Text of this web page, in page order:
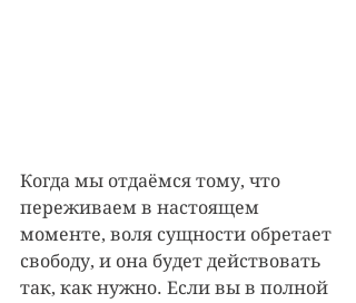
Когда мы отдаёмся тому, что
переживаем в настоящем
моменте, воля сущности обретает
свободу, и она будет действовать
так, как нужно. Если вы в полной